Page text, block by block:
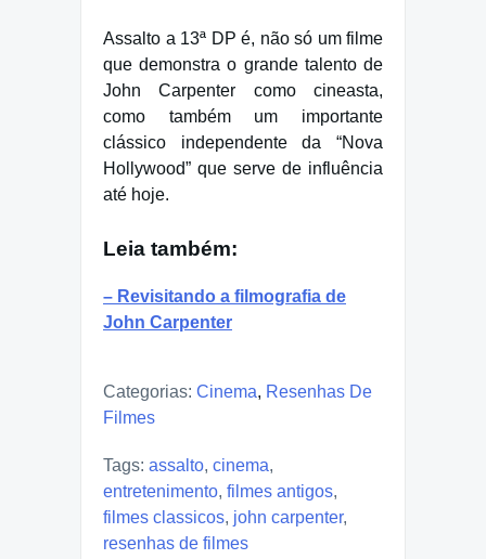
Assalto a 13ª DP é, não só um filme
que demonstra o grande talento de
John Carpenter como cineasta,
como também um importante
clássico independente da “Nova
Hollywood” que serve de influência
até hoje.
Leia também:
– Revisitando a filmografia de
John Carpenter
Categorias: Cinema, Resenhas De
Filmes
Tags: assalto, cinema,
entretenimento, filmes antigos,
filmes classicos, john carpenter,
resenhas de filmes